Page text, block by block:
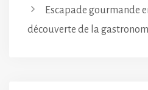
Escapade gourmande
découverte de la